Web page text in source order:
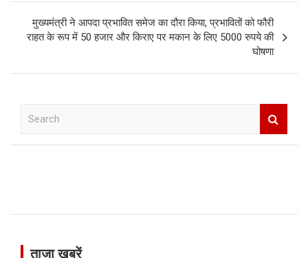
मुख्यमंत्री ने आपदा प्रभावित समेज का दौरा किया, प्रभावितों को फौरी
राहत के रूप में 50 हजार और किराए पर मकान के लिए 5000 रुपये की
घोषणा
ताजा खबरें